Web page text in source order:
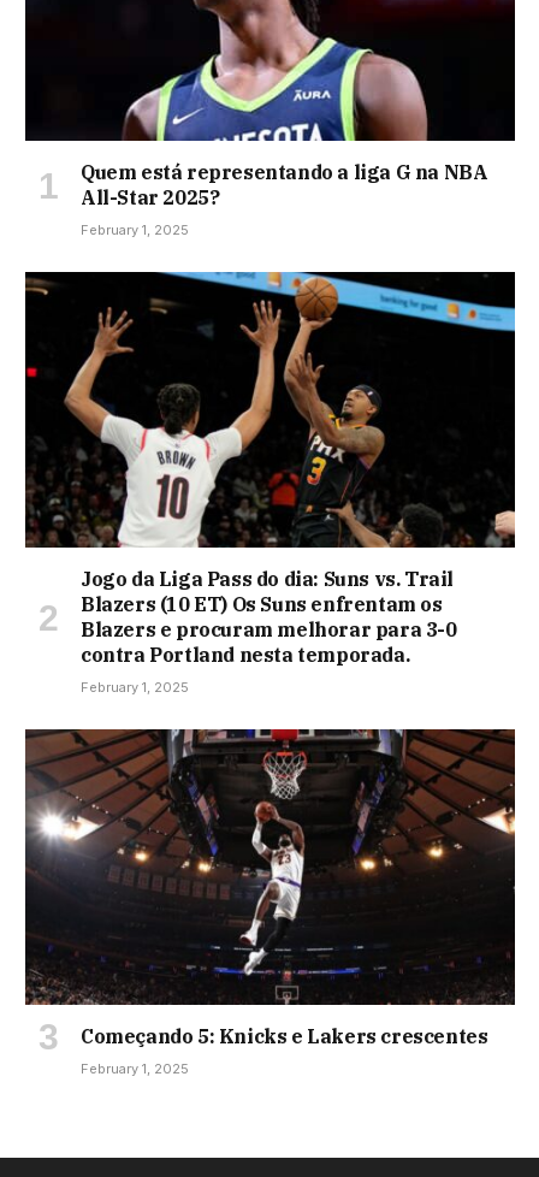
Quem está representando a liga G na NBA
All-Star 2025?
February 1, 2025
Jogo da Liga Pass do dia: Suns vs. Trail
Blazers (10 ET) Os Suns enfrentam os
Blazers e procuram melhorar para 3-0
contra Portland nesta temporada.
February 1, 2025
Começando 5: Knicks e Lakers crescentes
February 1, 2025